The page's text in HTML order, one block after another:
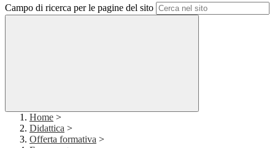
Campo di ricerca per le pagine del sito
Home >
Didattica >
Offerta formativa >